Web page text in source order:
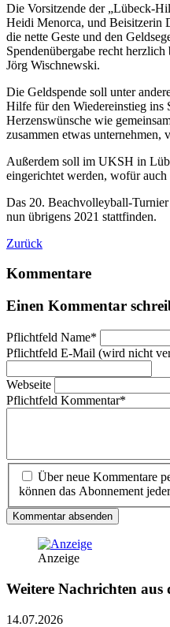
Die Vorsitzende der „Lübeck-
Heidi Menorca, und Beisitzerin
die nette Geste und den
Spendenübergabe recht
Jörg Wischnewski.
Die Geldspende soll unter
Hilfe für den Wiedereinstieg ins
Herzenswünsche wie
zusammen etwas unternehmen,
Außerdem soll im UKSH in
eingerichtet werden, wofür
Das 20. Beachvolleyball-
nun übrigens 2021 stattfinden.
Zurück
Kommentare
Einen Kommentar
Pflichtfeld Name*
Pflichtfeld E-Mail (wird nicht
Webseite
Pflichtfeld Kommentar*
Über neue Kommentare
können das Abonnement
Kommentar absenden
Anzeige
Weitere Nachrichten aus
14.07.2026